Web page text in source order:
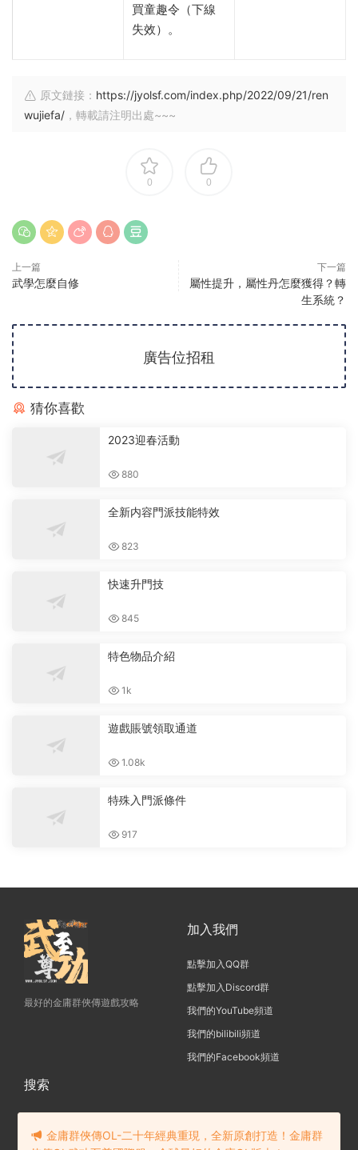
買童趣令（下線
失效）。
原文鏈接： https://jyolsf.com/index.php/2022/09/21/ren
wujiefa/ ，轉載請注明出處~~~
0 0
上一篇
武學怎麼自修
下一篇
屬性提升，屬性丹怎麼獲得？轉
生系統？
廣告位招租
猜你喜歡
2023迎春活動
880
全新内容門派技能特效
823
快速升門技
845
特色物品介紹
1k
遊戲賬號領取通道
1.08k
特殊入門派條件
917
最好的金庸群俠傳遊戲攻略
加入我們
點擊加入QQ群
點擊加入Discord群
我們的YouTube頻道
我們的bilibili頻道
我們的Facebook頻道
搜索
金庸群俠傳OL-二十年經典重現，全新原創打造！金庸群